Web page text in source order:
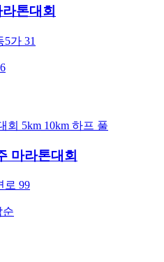
톤대회
가 31
회 5km 10km 하프 풀
마라톤대회
로 99
순